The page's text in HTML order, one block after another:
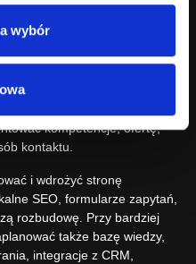
wybór
o Twojej nowej
ofertę produkcyjną,
kompetencje, ofertę,
kontaktu.
i wdrożyć stronę
SEO, formularze zapytań,
rozbudowę. Przy bardziej
także bazę wiedzy,
integracje z CRM,